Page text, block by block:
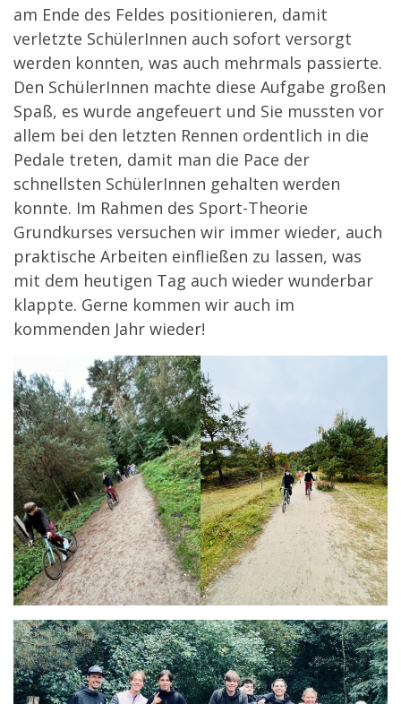
am Ende des Feldes positionieren, damit
verletzte SchülerInnen auch sofort versorgt
werden konnten, was auch mehrmals passierte.
Den SchülerInnen machte diese Aufgabe großen
Spaß, es wurde angefeuert und Sie mussten vor
allem bei den letzten Rennen ordentlich in die
Pedale treten, damit man die Pace der
schnellsten SchülerInnen gehalten werden
konnte. Im Rahmen des Sport-Theorie
Grundkurses versuchen wir immer wieder, auch
praktische Arbeiten einfließen zu lassen, was
mit dem heutigen Tag auch wieder wunderbar
klappte. Gerne kommen wir auch im
kommenden Jahr wieder!